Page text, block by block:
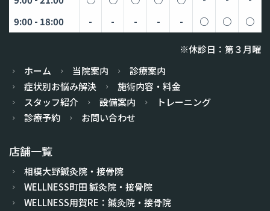
9:00 - 18:00
- - - - - ○ ○ ○
※休診日：第３月曜
ホーム
当院案内
診療案内
症状別お悩み解決
施術内容・料金
スタッフ紹介
設備案内
トレーニング
診療予約
お問い合わせ
店舗一覧
相模大野鍼灸院・接骨院
WELLNESS町田 鍼灸院・接骨院
WELLNESS用賀RE：鍼灸院・接骨院